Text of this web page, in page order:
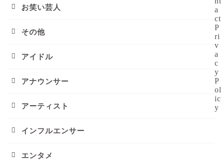
お笑い芸人
その他
アイドル
アナウンサー
アーティスト
インフルエンサー
エンタメ
a
ct
P
ri
v
a
c
y
P
ol
ic
y